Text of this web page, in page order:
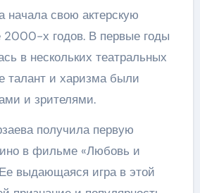
начала свою актерскую
2000-х годов. В первые годы
в нескольких театральных
талант и харизма были
и зрителями.
получила первую
в фильме «Любовь и
выдающаяся игра в этой